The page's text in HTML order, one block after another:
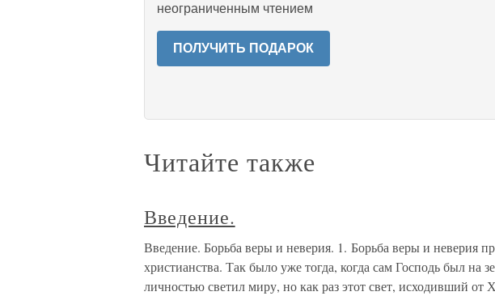
неограниченным чтением
ПОЛУЧИТЬ ПОДАРОК
Читайте также
Введение.
Введение. Борьба веры и неверия. 1. Борьба веры и неверия
христианства. Так было уже тогда, когда сам Господь был на
личностью светил миру, но как раз этот свет, исходивший от